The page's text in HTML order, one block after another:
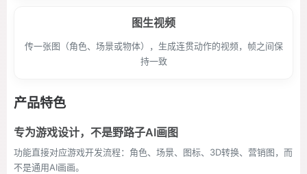
图生视频
传一张图（角色、场景或物体），生成连贯动作的视频，帧之间保
持一致
产品特色
专为游戏设计，不是野路子AI画图
功能直接对应游戏开发流程：角色、场景、图标、3D转换、营销图，而
不是通用AI画画。